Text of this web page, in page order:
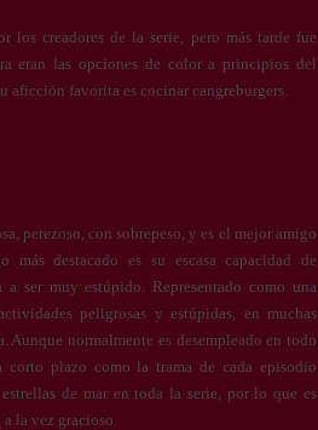
los creadores de la serie, pero más tarde fue
eran las opciones de color a principios del
aficción favorita es cocinar cangreburgers.
perezoso, con sobrepeso, y es el mejor amigo
destacado es su escasa capacidad de
ser muy estúpido. Representado como una
peligrosas y estúpidas, en muchas
Aunque normalmente es desempleado en todo
plazo como la trama de cada episodio
de mar en toda la serie, por lo que es
la vez gracioso.